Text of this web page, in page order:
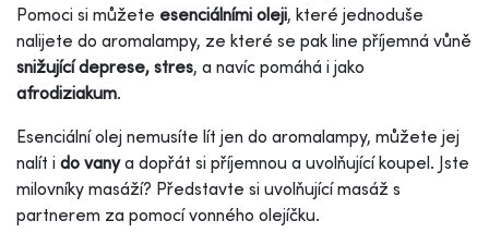
Pomoci si můžete esenciálními oleji, které jednoduše
nalijete do aromalampy, ze které se pak line příjemná vůně
snižující deprese, stres, a navíc pomáhá i jako
afrodiziakum.
Esenciální olej nemusíte lít jen do aromalampy, můžete jej
nalít i do vanya dopřát si příjemnou a uvolňující koupel. Jste
milovníky masáží? Představte si uvolňující masáž s
partnerem za pomocí vonného olejíčku.